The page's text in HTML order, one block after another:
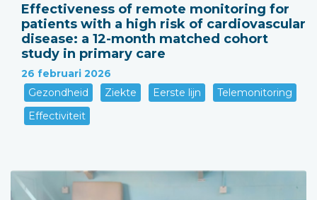
Effectiveness of remote monitoring for
patients with a high risk of cardiovascular
disease: a 12-month matched cohort
study in primary care
26 februari 2026
Gezondheid
Ziekte Eerste lijn
Telemonitoring
Effectiviteit